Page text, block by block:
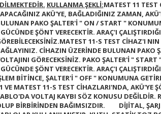
KULLANMA ŞEKLİ:MATEST 11 TEST
AKÜ'YE, BAĞLADIĞINIZ ZAMAN,
PAKO ŞALTER'İ " ON / START "
ŞÖNT VERECEKTİR. ARAÇ'I
MATEST 11-S TEST CİHAZ'I
CİHAZIN ÜZERİNDE BULUNAN PAKO
GÖRECEKSİNİZ. PAKO ŞALTER'İ " START
ŞÖNT VERECEKTİR. ARAÇ'I
BİTİNCE, ŞALTER'İ " OFF "KONUMUNA
VE MATEST 11-S TEST CİHAZLARI'NDA, AKÜ'YE
VOLTAJ KAYBI SÖZ KONUSU DEĞİLDİR.
BİRBİRİNDEN BAĞIMSIZDIR.
DİJİTAL,